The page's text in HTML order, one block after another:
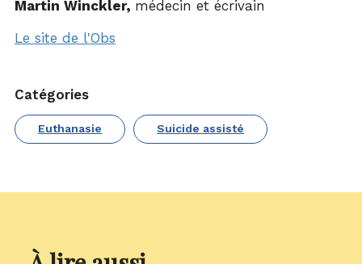
Martin Winckler, médecin et écrivain
Le site de l'Obs
Catégories
Euthanasie Suicide assisté